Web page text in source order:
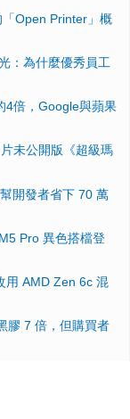
Open Printer」概
：為什麼優秀員工
4倍，Google與蘋果
未公開版《超級瑪
開發者省下 70 萬
Pro 異色搭檔登
用 AMD Zen 6c 混
膠 7 倍，但購買者